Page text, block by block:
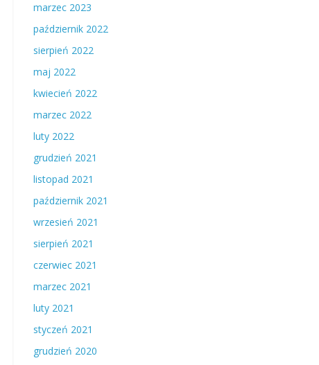
marzec 2023
październik 2022
sierpień 2022
maj 2022
kwiecień 2022
marzec 2022
luty 2022
grudzień 2021
listopad 2021
październik 2021
wrzesień 2021
sierpień 2021
czerwiec 2021
marzec 2021
luty 2021
styczeń 2021
grudzień 2020